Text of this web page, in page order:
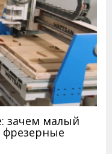
зачем малый
фрезерные